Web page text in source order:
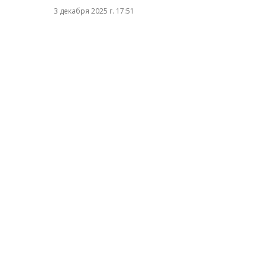
3 декабря 2025 г. 17:51